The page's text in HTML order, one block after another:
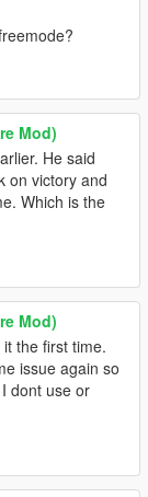
Mod)
He said
on victory and
Which is the
Mod)
the first time.
issue again so
dont use or